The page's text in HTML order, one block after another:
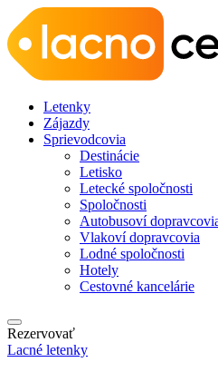
Letenky
Zájazdy
Sprievodcovia
Destinácie
Letisko
Letecké spoločnosti
Spoločnosti
Autobusoví
Vlakoví dopravcovia
Lodné spoločnosti
Hotely
Cestovné kancelárie
Rezervovať
Lacné letenky